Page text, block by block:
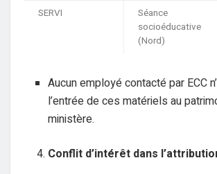
SERVI
Séance
socioéducative
(Nord)
Aucun employé contacté par ECC
l’entrée de ces matériels au
ministère.
Conflit d’intérêt dans